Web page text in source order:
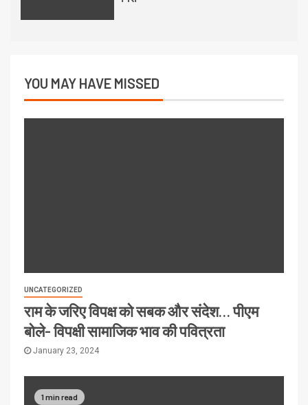
YOU MAY HAVE MISSED
UNCATEGORIZED
राम के जरिए विपक्ष को सबक और संदेश… पीएम
बोले- विपक्षी सामाजिक भाव की पवित्रता
January 23, 2024
1 min read